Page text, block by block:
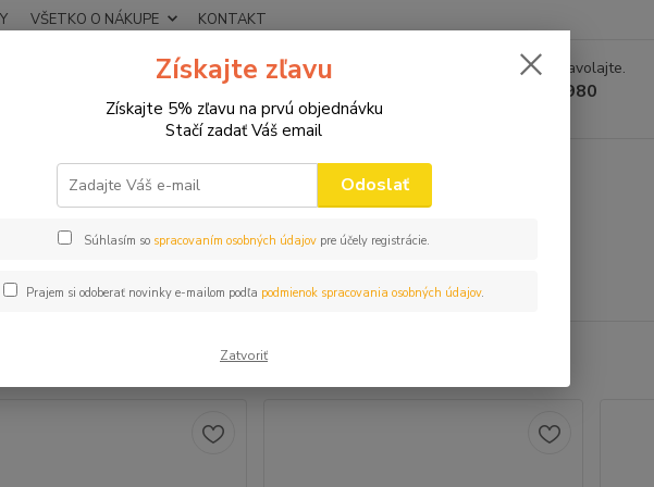
VŠETKO O NÁKUPE KONTAKT
Neviete si rady? Zavolajte.
+421 910 582 980
DARČEKY PRE OCKA
PRE OCKA
Najlacnejšie Najdrahšie
Získajte zľavu
Získajte 5% zľavu na prvú objednávku
Stačí zadať Váš email
Odoslať
Súhlasím so spracovaním osobných údajov pre účely registrácie.
Prajem si odoberať novinky e-mailom podľa podmienok spracovania osobných údajov.
Zatvoriť